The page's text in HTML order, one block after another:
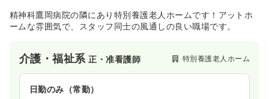
気になる 詳細を見る
内視鏡正・准看護師 一般病院
日勤のみ（常勤）
精神科鷹岡病院の隣にあり特別養護老人ホームです！アットホ
ームな雰囲気で、スタッフ同士の風通しの良い職場です。
介護・福祉系正・准看護師 特別養護老人ホーム
日勤のみ（常勤）